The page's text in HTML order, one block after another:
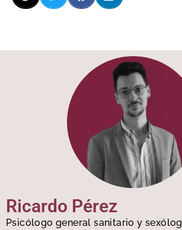
Ricardo Pérez
Psicólogo general sanitario y